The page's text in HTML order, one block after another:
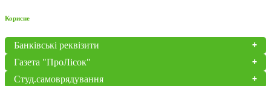
Корисне
Банківські реквізити
Газета "ПроЛісок"
Студ.самоврядування